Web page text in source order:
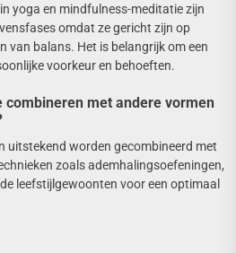
yoga en mindfulness-meditatie zijn
omdat ze gericht zijn op
van balans. Het is belangrijk om een
voorkeur en behoeften.
combineren met andere vormen
uitstekend worden gecombineerd met
zoals ademhalingsoefeningen,
leefstijlgewoonten voor een optimaal